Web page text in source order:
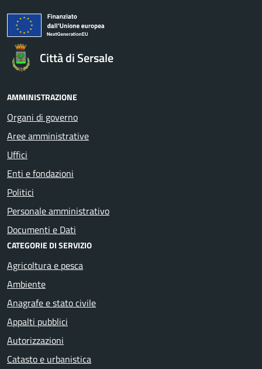
Città di Sersale
AMMINISTRAZIONE
Organi di governo
Aree amministrative
Uffici
Enti e fondazioni
Politici
Personale amministrativo
Documenti e Dati
CATEGORIE DI SERVIZIO
Agricoltura e pesca
Ambiente
Anagrafe e stato civile
Appalti pubblici
Autorizzazioni
Catasto e urbanistica